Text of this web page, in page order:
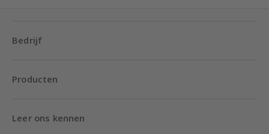
Bedrijf
Producten
Leer ons kennen